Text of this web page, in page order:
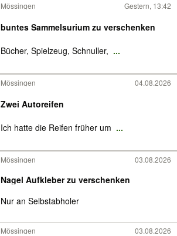
Mössingen Gestern, 13:42
buntes Sammelsurium zu verschenken
Bücher, Spielzeug, Schnuller, ...
Mössingen 04.08.2026
Zwei Autoreifen
Ich hatte die Reifen früher um ...
Mössingen 03.08.2026
Nagel Aufkleber zu verschenken
Nur an Selbstabholer
Mössingen 03.08.2026